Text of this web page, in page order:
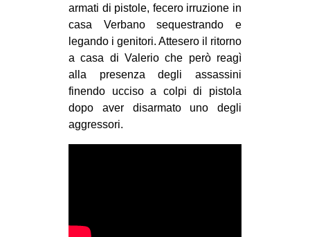
armati di pistole, fecero irruzione in
casa Verbano sequestrando e
legando i genitori. Attesero il ritorno
a casa di Valerio che però reagì
alla presenza degli assassini
finendo ucciso a colpi di pistola
dopo aver disarmato uno degli
aggressori.